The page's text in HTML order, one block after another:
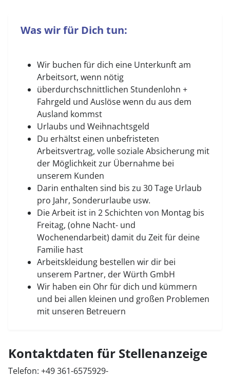
Was wir für Dich tun:
Wir buchen für dich eine Unterkunft am
Arbeitsort, wenn nötig
überdurchschnittlichen Stundenlohn +
Fahrgeld und Auslöse wenn du aus dem
Ausland kommst
Urlaubs und Weihnachtsgeld
Du erhältst einen unbefristeten
Arbeitsvertrag, volle soziale Absicherung mit
der Möglichkeit zur Übernahme bei
unserem Kunden
Darin enthalten sind bis zu 30 Tage Urlaub
pro Jahr, Sonderurlaube usw.
Die Arbeit ist in 2 Schichten von Montag bis
Freitag, (ohne Nacht- und
Wochenendarbeit) damit du Zeit für deine
Familie hast
Arbeitskleidung bestellen wir dir bei
unserem Partner, der Würth GmbH
Wir haben ein Ohr für dich und kümmern
und bei allen kleinen und großen Problemen
mit unseren Betreuern
Kontaktdaten für Stellenanzeige
Telefon: +49 361-6575929-